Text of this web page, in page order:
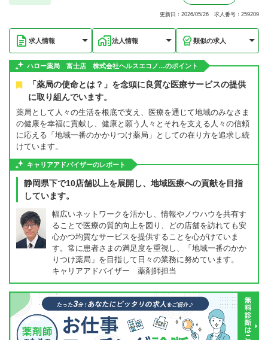
更新日：2026/05/26 求人番号：259209
求人情報 法人情報 類似の求人
ハロー薬局 富士店 株式会社ヘルスエコノ…のポイント
「薬局の使命とは？」を念頭に良質な医療サービスの提供
に取り組んでいます。
薬局として人々の生活を根底で支え、医療を通じて地域のみなさま
の健康を幸福に貢献し、健康と願う人々とそれを支える人々の信頼
に応える「地域一番のかかりつけ薬局」としての在り方を追求し続
けています。
キャリアアドバイザーのレポート
静岡県下で10店舗以上を展開し、地域医療への貢献を目指
しています。
幅広いネットワークを活かし、情報やノウハウを共有す
ることで医療の質的向上を図り、どの店舗を訪れても安
心かつ均質なサービスを提供することを心がけていま
す。常に患者さまの満足度を重視し、「地域一番のかか
りつけ薬局」を目指して日々の業務に努めています。
キャリアアドバイザー 薬剤師担当